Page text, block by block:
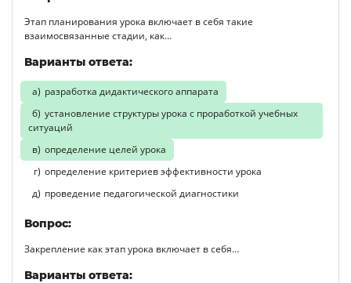
Этап планирования урока включает в себя такие
взаимосвязанные стадии, как…
Варианты ответа:
разработка дидактического аппарата
установление структуры урока с проработкой учебных
ситуаций
определение целей урока
определение критериев эффективности урока
проведение педагогической диагностики
Вопрос:
Закрепление как этап урока включает в себя…
Варианты ответа: